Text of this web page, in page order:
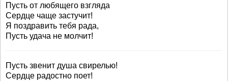
Пусть от любящего взгляда
Сердце чаще застучит!
Я поздравить тебя рада,
Пусть удача не молчит!
Пусть звенит душа свирелью!
Сердце радостно поет!